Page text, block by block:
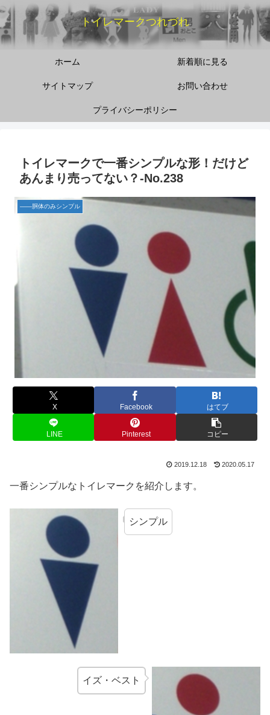
トイレマークつれづれ
ホーム 新着順に見る
サイトマップ お問い合わせ
プライバシーポリシー
トイレマークで一番シンプルな形！だけど
あんまり売ってない？-No.238
――胴体のみシンプル
X Facebook はてブ
LINE Pinterest コピー
2019.12.18 2020.05.17
一番シンプルなトイレマークを紹介します。
シンプル
イズ・ベスト